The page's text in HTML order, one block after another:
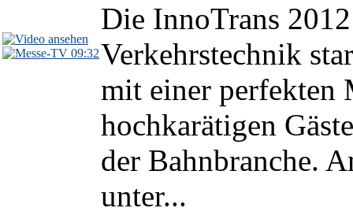
09:32
Die InnoTrans
Verkehrstechnik
mit einer perfekten
hochkarätigen
der Bahnbranche.
unter...